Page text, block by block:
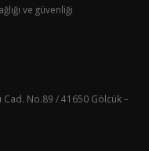
ve güvenliği
Cad. No.89 / 41650 Gölcük –